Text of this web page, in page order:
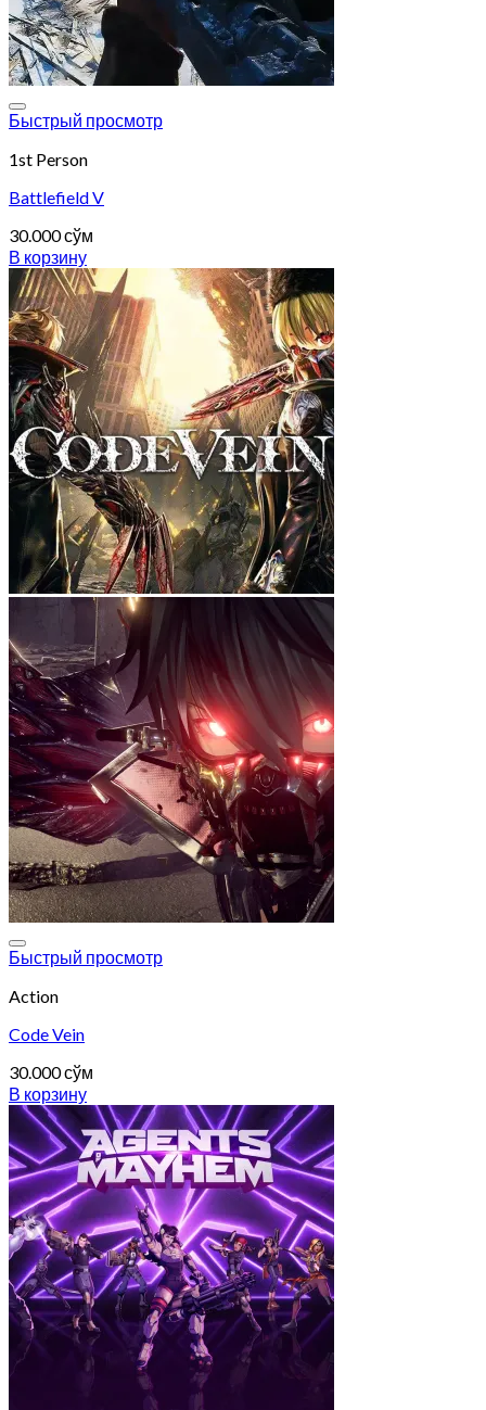
Быстрый просмотр
1st Person
Battlefield V
30.000сўм
В корзину
Быстрый просмотр
Action
Code Vein
30.000сўм
В корзину